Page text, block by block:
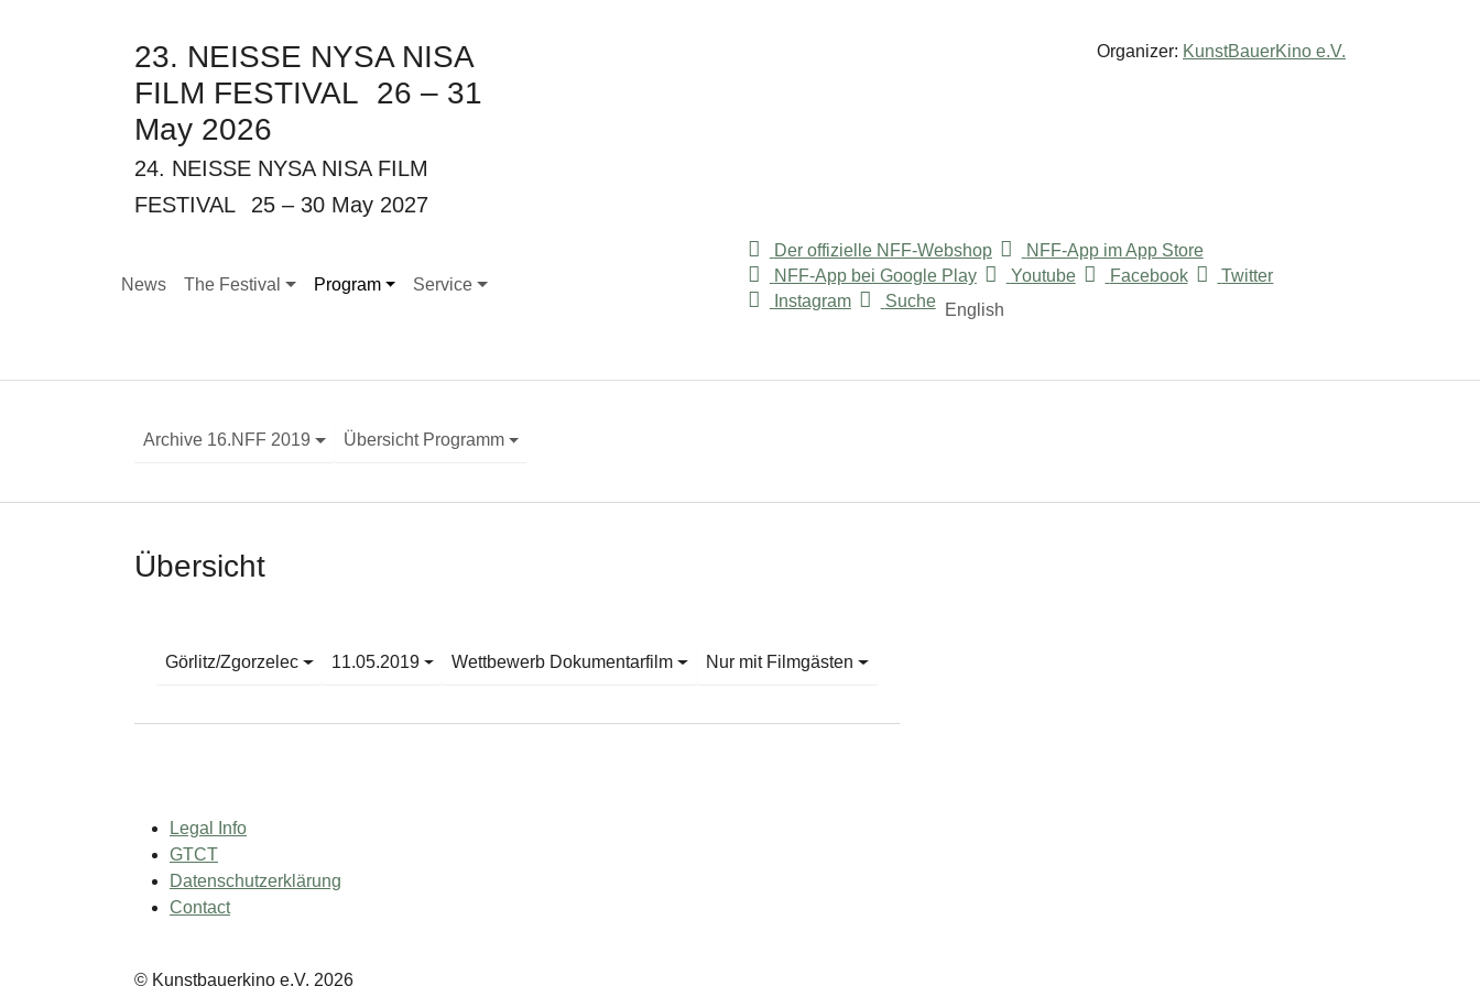
23. NEISSE NYSA NISA
FILM FESTIVAL 26 – 31
May 2026
24. NEISSE NYSA NISA FILM
FESTIVAL
25 – 30 May 2027
Organizer: KunstBauerKino e.V.
News The Festival
Submenu for "The Festival"
Program
Submenu for "Program"
Service
Submenu for "Service"
Der offizielle NFF-Webshop
NFF-App im App Store
NFF-App bei Google Play
Youtube Facebook
Twitter
Instagram
Suche English
Archive 16.NFF 2019 Übersicht Programm
Übersicht
Görlitz/Zgorzelec 11.05.2019 Wettbewerb Dokumentarfilm Nur mit Filmgästen
Legal Info
GTCT
Datenschutzerklärung
Contact
© Kunstbauerkino e.V. 2026